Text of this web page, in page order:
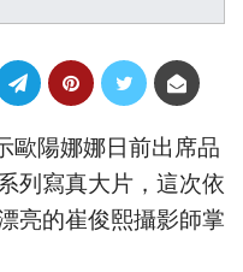
歐陽娜娜日前出席品
列寫真大片，這次依
亮的崔俊熙攝影師掌